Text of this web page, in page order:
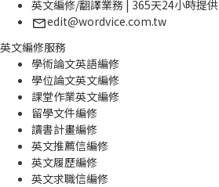
英文編修/翻譯業務 | 365天24小時提供
edit@wordvice.com.tw
英文編修服務
學術論文英語編修
學位論文英文編修
課堂作業英文編修
留學文件編修
讀書計畫編修
英文推薦信編修
英文履歷編修
英文求職信編修